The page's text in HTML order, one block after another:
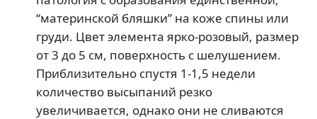
“материнской бляшки” на коже спины или
груди. Цвет элемента ярко-розовый, размер
от 3 до 5 см, поверхность с шелушением.
Приблизительно спустя 1-1,5 недели
количество высыпаний резко
увеличивается, однако они не сливаются